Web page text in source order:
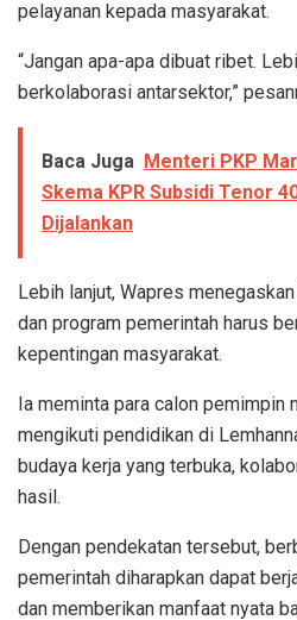
pelayanan kepada masyarakat.
“Jangan apa-apa dibuat ribet.
berkolaborasi antarsektor,”
Baca Juga Menteri PKP
Skema KPR Subsidi Tenor
Dijalankan
Lebih lanjut, Wapres
dan program pemerintah harus
kepentingan masyarakat.
Ia meminta para calon pemimpin
mengikuti pendidikan di
budaya kerja yang terbuka,
hasil.
Dengan pendekatan tersebut,
pemerintah diharapkan dapat
dan memberikan manfaat nyata